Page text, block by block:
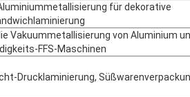
für dekorative
Vakuummetallisierung von Aluminium
FFS-Maschinen
Drucklaminierung,